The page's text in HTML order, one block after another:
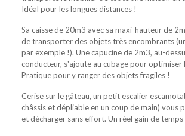
Idéal pour les longues distances !
Sa caisse de 20m3 avec sa maxi-hauteur de
de transporter des objets très encombrants
par exemple !). Une capucine de 2m3, au-
conducteur, s'ajoute au cubage pour optimiser
Pratique pour y ranger des objets fragiles !
Cerise sur le gâteau, un petit escalier
châssis et dépliable en un coup de main) vous
et décharger sans effort. Un réel gain de